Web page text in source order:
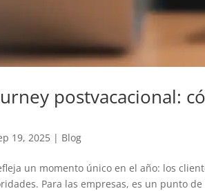
postvacacional:
19, 2025 | Blog
un momento único en el año: los
Para las empresas, es un punto